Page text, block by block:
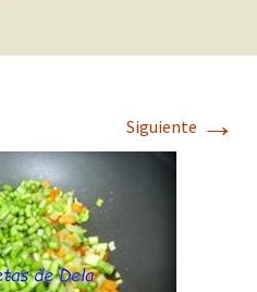
Siguiente →